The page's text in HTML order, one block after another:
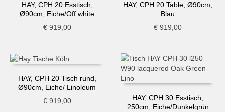
HAY, CPH 20 Esstisch,
Ø90cm, Eiche/Off white
€919,00
HAY, CPH 20 Table, Ø90cm,
Blau
€ 919,00
HAY, CPH 20 Tisch rund,
Ø90cm, Eiche/ Linoleum
schwarz
€919,00
HAY, CPH 30 Esstisch,
250cm, Eiche/Dunkelgrün